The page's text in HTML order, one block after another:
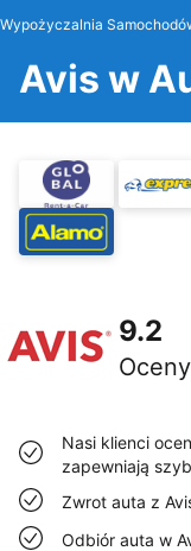
Wypożyczalnia
Avis w
9.2
Oceny
Nasi klienci
zapewniają
Zwrot auta z
Odbiór auta w